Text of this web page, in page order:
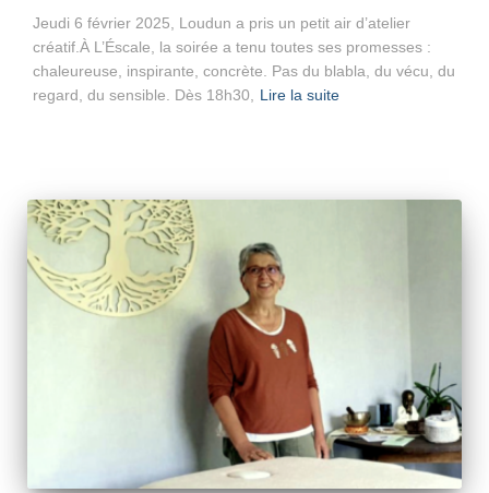
Jeudi 6 février 2025, Loudun a pris un petit air d’atelier
créatif.À L’Éscale, la soirée a tenu toutes ses promesses :
chaleureuse, inspirante, concrète. Pas du blabla, du vécu, du
regard, du sensible. Dès 18h30,
Lire la suite